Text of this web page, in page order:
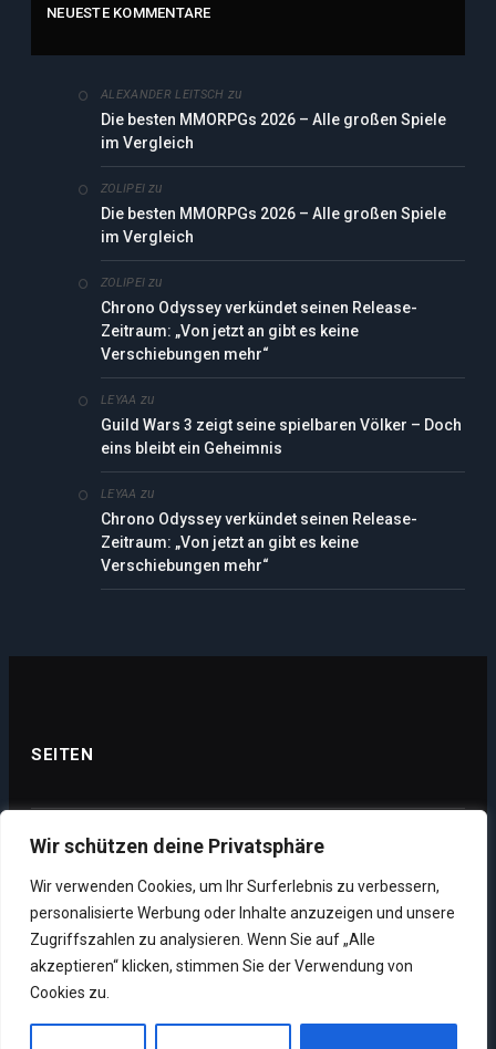
Wir schützen deine Privatsphäre
Wir verwenden Cookies, um Ihr Surferlebnis zu verbessern,
personalisierte Werbung oder Inhalte anzuzeigen und unsere
Zugriffszahlen zu analysieren. Wenn Sie auf „Alle
akzeptieren“ klicken, stimmen Sie der Verwendung von
Cookies zu.
NEUESTE KOMMENTARE
ALEXANDER LEITSCH zu
Die besten MMORPGs 2026 – Alle großen Spiele
im Vergleich
ZOLIPEI zu
Die besten MMORPGs 2026 – Alle großen Spiele
im Vergleich
ZOLIPEI zu
Chrono Odyssey verkündet seinen Release-
Zeitraum: „Von jetzt an gibt es keine
Verschiebungen mehr“
LEYAA zu
Guild Wars 3 zeigt seine spielbaren Völker – Doch
eins bleibt ein Geheimnis
LEYAA zu
Chrono Odyssey verkündet seinen Release-
Zeitraum: „Von jetzt an gibt es keine
Verschiebungen mehr“
SEITEN
Datenschutz
Impressum
Über uns
Unsere Supporter